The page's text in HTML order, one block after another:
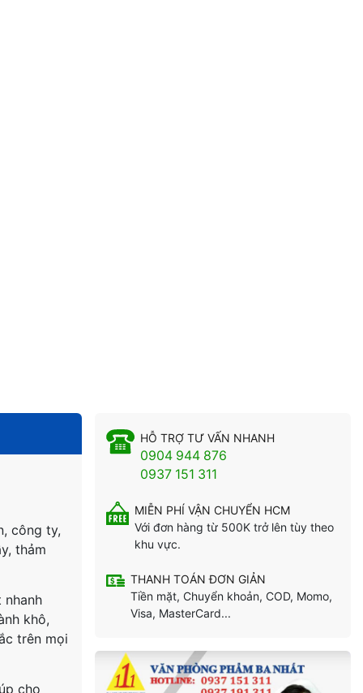
công ty,
thảm
nhanh
khô,
trên mọi
cho
HỖ TRỢ TƯ VẤN NHANH
0904 944 876
0937 151 311
MIỄN PHÍ VẬN CHUYỂN HCM
Với đơn hàng từ 500K trở lên tùy theo
khu vực.
THANH TOÁN ĐƠN GIẢN
Tiền mặt, Chuyển khoản, COD, Momo,
Visa, MasterCard...